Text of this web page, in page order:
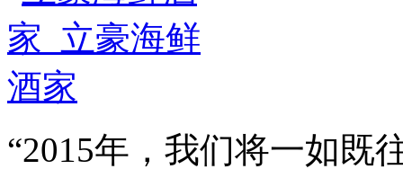
“2015年，我们将一如既